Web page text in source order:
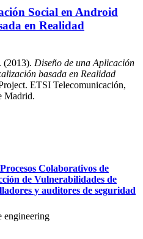
Social en Android
en Realidad
. (2013). Diseño de una Aplicación
basada en Realidad
ETSI Telecomunicación,
Madrid.
Colaborativos de
de Vulnerabilidades de
y auditores de seguridad
engineering